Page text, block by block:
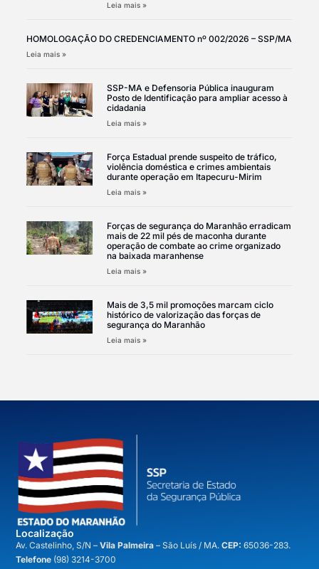
Leia mais »
HOMOLOGAÇÃO DO CREDENCIAMENTO nº 002/2026 – SSP/MA
Leia mais »
SSP-MA e Defensoria Pública inauguram
Posto de Identificação para ampliar acesso à
cidadania
Leia mais »
Força Estadual prende suspeito de tráfico,
violência doméstica e crimes ambientais
durante operação em Itapecuru-Mirim
Leia mais »
Forças de segurança do Maranhão erradicam
mais de 22 mil pés de maconha durante
operação de combate ao crime organizado
na baixada maranhense
Leia mais »
Mais de 3,5 mil promoções marcam ciclo
histórico de valorização das forças de
segurança do Maranhão
Leia mais »
Localização
Av. Castelinho, S/N –Vila Palmeira– São Luís / MA.CEP: 65036-283.
Telefone (98) 3214-3700